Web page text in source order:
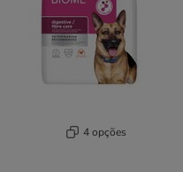
4 opções